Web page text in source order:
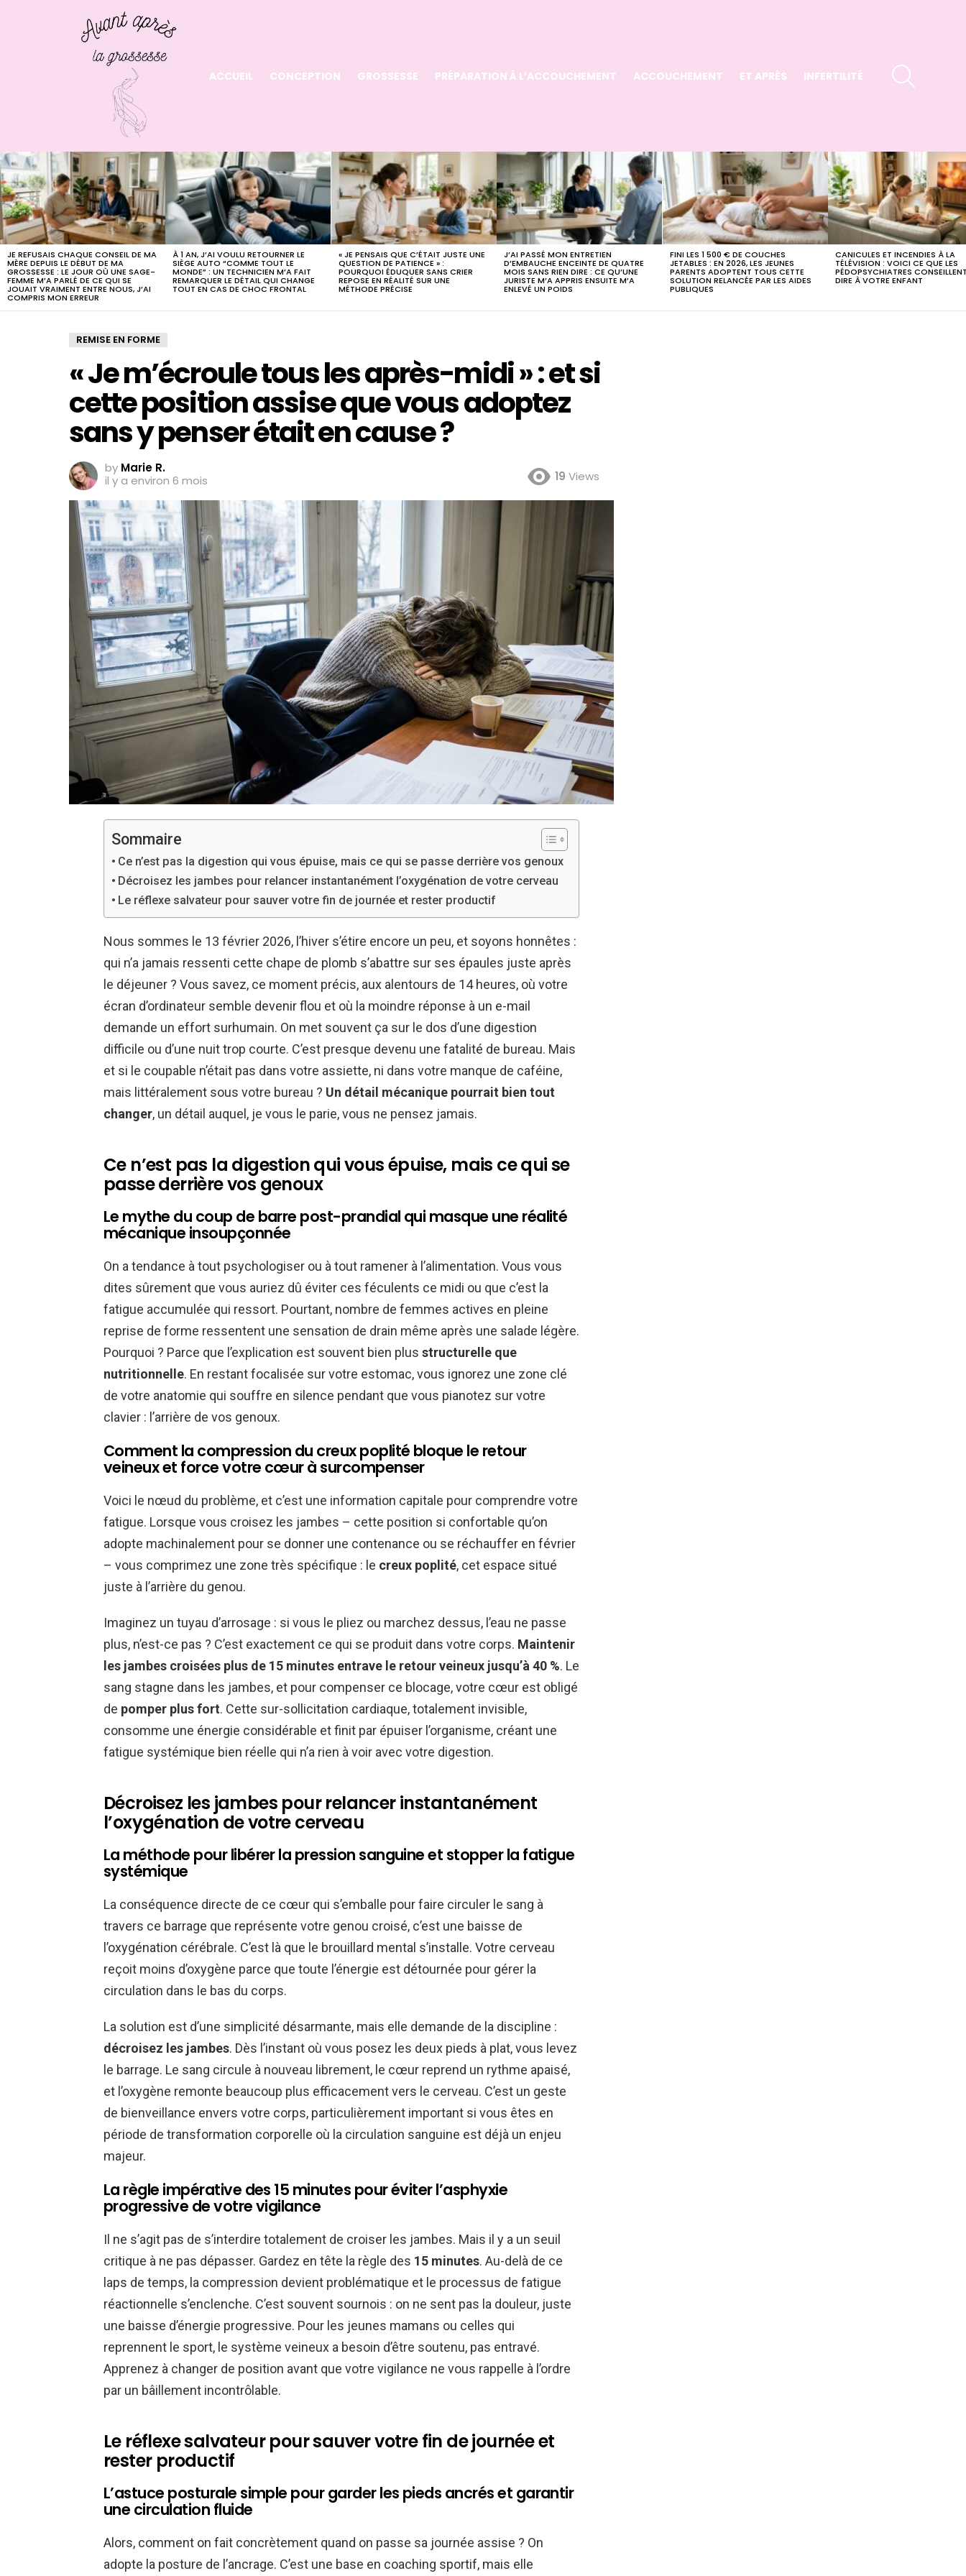
ACCUEIL CONCEPTION GROSSESSE PRÉPARATION À L’ACCOUCHEMENT ACCOUCHEMENT ET APRÈS INFERTILITÉ
LATEST
STORIES
JE REFUSAIS CHAQUE CONSEIL DE MA
MÈRE DEPUIS LE DÉBUT DE MA
GROSSESSE : LE JOUR OÙ UNE SAGE-
FEMME M’A PARLÉ DE CE QUI SE
JOUAIT VRAIMENT ENTRE NOUS, J’AI
COMPRIS MON ERREUR
À 1 AN, J’AI VOULU RETOURNER LE
SIÈGE AUTO “COMME TOUT LE
MONDE” : UN TECHNICIEN M’A FAIT
REMARQUER LE DÉTAIL QUI CHANGE
TOUT EN CAS DE CHOC FRONTAL
« JE PENSAIS QUE C’ÉTAIT JUSTE UNE
QUESTION DE PATIENCE » :
POURQUOI ÉDUQUER SANS CRIER
REPOSE EN RÉALITÉ SUR UNE
MÉTHODE PRÉCISE
J’AI PASSÉ MON ENTRETIEN
D’EMBAUCHE ENCEINTE DE QUATRE
MOIS SANS RIEN DIRE : CE QU’UNE
JURISTE M’A APPRIS ENSUITE M’A
ENLEVÉ UN POIDS
FINI LES 1 500 € DE COUCHES
JETABLES : EN 2026, LES JEUNES
PARENTS ADOPTENT TOUS CETTE
SOLUTION RELANCÉE PAR LES AIDES
PUBLIQUES
CANICULES ET INCENDIES À LA
TÉLÉVISION : VOICI CE QUE LES
PÉDOPSYCHIATRES
DIRE À VOTRE ENFANT
REMISE EN FORME
« Je m’écroule tous les après-midi » : et si
cette position assise que vous adoptez
sans y penser était en cause ?
by Marie R.
il y a environ 6 mois
19 Views
Sommaire
Ce n’est pas la digestion qui vous épuise, mais ce qui se passe derrière vos genoux
Décroisez les jambes pour relancer instantanément l’oxygénation de votre cerveau
Le réflexe salvateur pour sauver votre fin de journée et rester productif
Nous sommes le 13 février 2026, l’hiver s’étire encore un peu, et soyons honnêtes :
qui n’a jamais ressenti cette chape de plomb s’abattre sur ses épaules juste après
le déjeuner ? Vous savez, ce moment précis, aux alentours de 14 heures, où votre
écran d’ordinateur semble devenir flou et où la moindre réponse à un e-mail
demande un effort surhumain. On met souvent ça sur le dos d’une digestion
difficile ou d’une nuit trop courte. C’est presque devenu une fatalité de bureau. Mais
et si le coupable n’était pas dans votre assiette, ni dans votre manque de caféine,
mais littéralement sous votre bureau ? Un détail mécanique pourrait bien tout
changer, un détail auquel, je vous le parie, vous ne pensez jamais.
Ce n’est pas la digestion qui vous épuise, mais ce qui se
passe derrière vos genoux
Le mythe du coup de barre post-prandial qui masque une réalité
mécanique insoupçonnée
On a tendance à tout psychologiser ou à tout ramener à l’alimentation. Vous vous
dites sûrement que vous auriez dû éviter ces féculents ce midi ou que c’est la
fatigue accumulée qui ressort. Pourtant, nombre de femmes actives en pleine
reprise de forme ressentent une sensation de drain même après une salade légère.
Pourquoi ? Parce que l’explication est souvent bien plus structurelle que
nutritionnelle. En restant focalisée sur votre estomac, vous ignorez une zone clé
de votre anatomie qui souffre en silence pendant que vous pianotez sur votre
clavier : l’arrière de vos genoux.
Comment la compression du creux poplité bloque le retour
veineux et force votre cœur à surcompenser
Voici le nœud du problème, et c’est une information capitale pour comprendre votre
fatigue. Lorsque vous croisez les jambes – cette position si confortable qu’on
adopte machinalement pour se donner une contenance ou se réchauffer en février
– vous comprimez une zone très spécifique : le creux poplité, cet espace situé
juste à l’arrière du genou.
Imaginez un tuyau d’arrosage : si vous le pliez ou marchez dessus, l’eau ne passe
plus, n’est-ce pas ? C’est exactement ce qui se produit dans votre corps. Maintenir
les jambes croisées plus de 15 minutes entrave le retour veineux jusqu’à 40 %. Le
sang stagne dans les jambes, et pour compenser ce blocage, votre cœur est obligé
de pomper plus fort. Cette sur-sollicitation cardiaque, totalement invisible,
consomme une énergie considérable et finit par épuiser l’organisme, créant une
fatigue systémique bien réelle qui n’a rien à voir avec votre digestion.
Décroisez les jambes pour relancer instantanément
l’oxygénation de votre cerveau
La méthode pour libérer la pression sanguine et stopper la fatigue
systémique
La conséquence directe de ce cœur qui s’emballe pour faire circuler le sang à
travers ce barrage que représente votre genou croisé, c’est une baisse de
l’oxygénation cérébrale. C’est là que le brouillard mental s’installe. Votre cerveau
reçoit moins d’oxygène parce que toute l’énergie est détournée pour gérer la
circulation dans le bas du corps.
La solution est d’une simplicité désarmante, mais elle demande de la discipline :
décroisez les jambes. Dès l’instant où vous posez les deux pieds à plat, vous levez
le barrage. Le sang circule à nouveau librement, le cœur reprend un rythme apaisé,
et l’oxygène remonte beaucoup plus efficacement vers le cerveau. C’est un geste
de bienveillance envers votre corps, particulièrement important si vous êtes en
période de transformation corporelle où la circulation sanguine est déjà un enjeu
majeur.
La règle impérative des 15 minutes pour éviter l’asphyxie
progressive de votre vigilance
Il ne s’agit pas de s’interdire totalement de croiser les jambes. Mais il y a un seuil
critique à ne pas dépasser. Gardez en tête la règle des 15 minutes. Au-delà de ce
laps de temps, la compression devient problématique et le processus de fatigue
réactionnelle s’enclenche. C’est souvent sournois : on ne sent pas la douleur, juste
une baisse d’énergie progressive. Pour les jeunes mamans ou celles qui
reprennent le sport, le système veineux a besoin d’être soutenu, pas entravé.
Apprenez à changer de position avant que votre vigilance ne vous rappelle à l’ordre
par un bâillement incontrôlable.
Le réflexe salvateur pour sauver votre fin de journée et
rester productif
L’astuce posturale simple pour garder les pieds ancrés et garantir
une circulation fluide
Alors, comment on fait concrètement quand on passe sa journée assise ? On
adopte la posture de l’ancrage. C’est une base en coaching sportif, mais elle